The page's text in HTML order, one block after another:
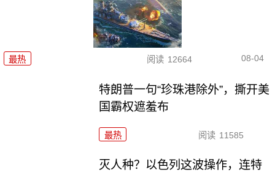
最热 阅读 12664 08-04
特朗普一句“珍珠港除外”，撕开美
国霸权遮羞布
最热 阅读 11585
灭人种？以色列这波操作，连特